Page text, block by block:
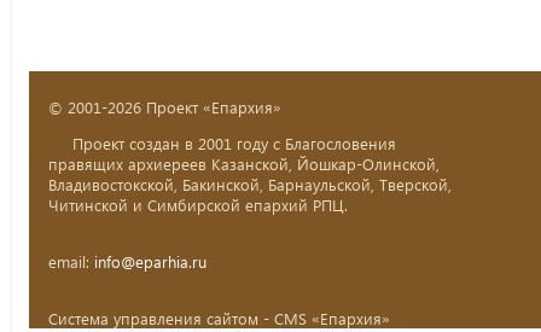
© 2001-2026 Проект «Епархия»
Проект создан в 2001 году с Благословения
правящих архиереев Казанской, Йошкар-Олинской,
Владивостокской, Бакинской, Барнаульской, Тверской,
Читинской и Симбирской епархий РПЦ.
email: info@eparhia.ru
Система управления сайтом - CMS «Епархия»